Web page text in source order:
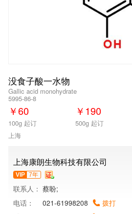
没食子酸一水物
Gallic acid monohydrate
5995-86-8
￥60
100g 起订
￥ 190
500g 起订
上海
上海康朗生物科技有限公司
VIP 7年
联系人： 蔡盼;
电话：
021-61998208
拨打